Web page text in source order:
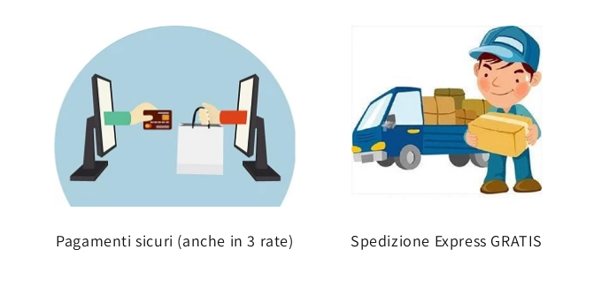
Pagamenti sicuri (anche in 3 rate) Spedizione Express GRATIS